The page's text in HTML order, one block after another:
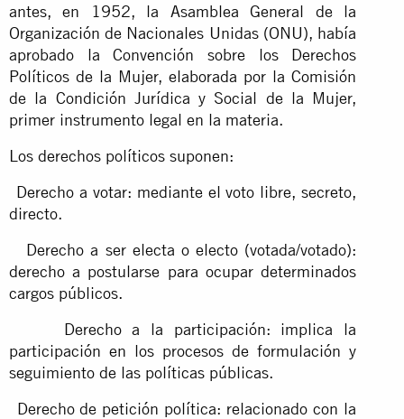
antes, en 1952, la Asamblea General de la
Organización de Nacionales Unidas (ONU), había
aprobado la Convención sobre los Derechos
Políticos de la Mujer, elaborada por la Comisión
de la Condición Jurídica y Social de la Mujer,
primer instrumento legal en la materia.
Los derechos políticos suponen:
Derecho a votar: mediante el voto libre, secreto,
directo.
Derecho a ser electa o electo (votada/votado):
derecho a postularse para ocupar determinados
cargos públicos.
Derecho a la participación: implica la
participación en los procesos de formulación y
seguimiento de las políticas públicas.
Derecho de petición política: relacionado con la